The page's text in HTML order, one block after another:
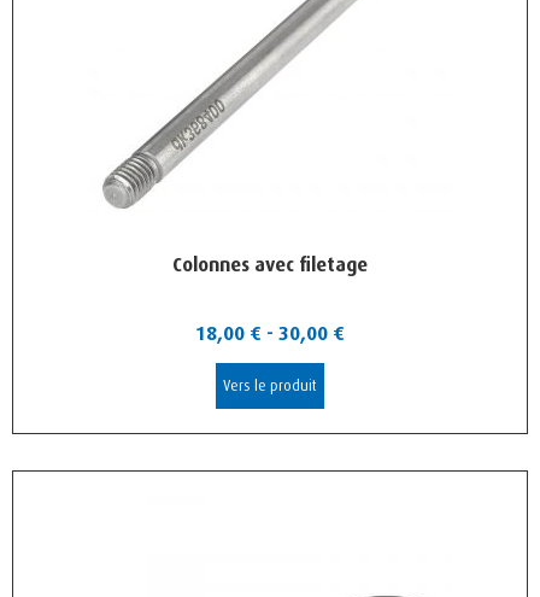
Colonnes avec filetage
18,00 € - 30,00 €
Vers le produit